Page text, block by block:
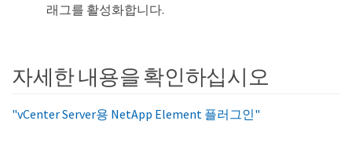
래그를 활성화합니다.
자세한 내용을 확인하십시오
"vCenter Server용 NetApp Element 플러그인"